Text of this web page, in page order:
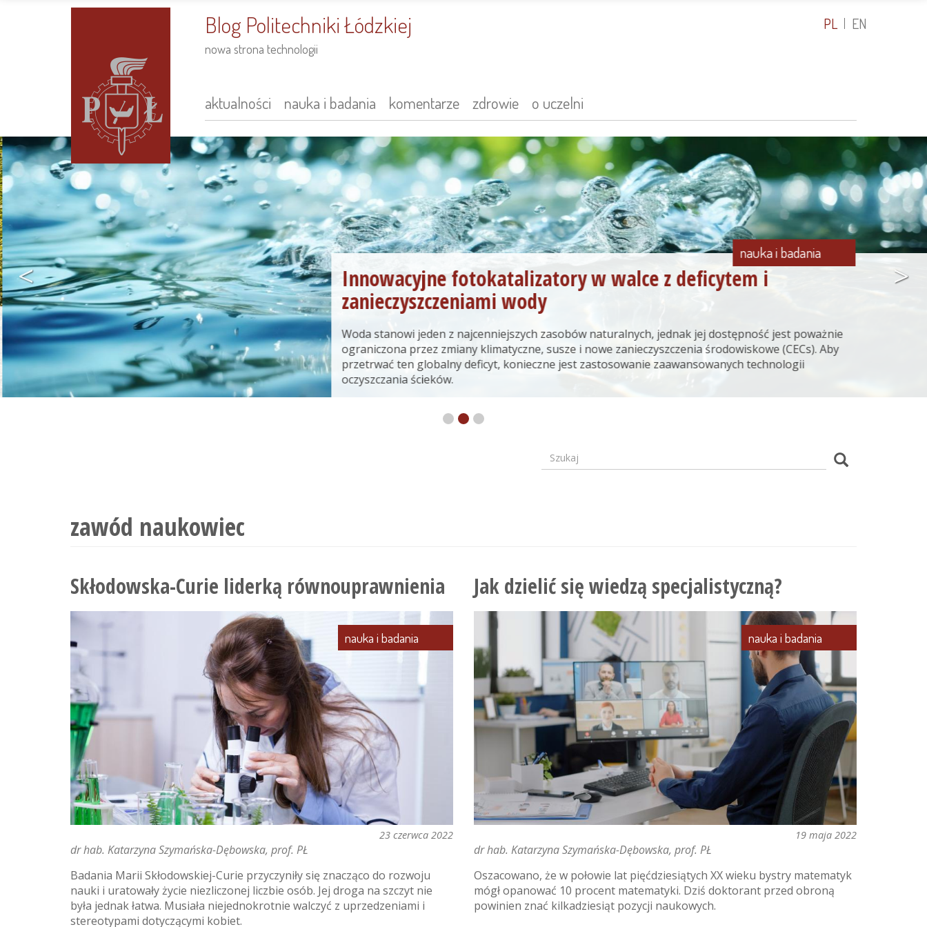
Blog Politechniki Łódzkiej
nowa strona technologii
Main
navigation
aktualności nauka i badania komentarze zdrowie o uczelni
PL EN
Innowacyjne fotokatalizatory w walce z deficytem i
zanieczyszczeniami wody
nauka i badania
Woda stanowi jeden z najcenniejszych zasobów naturalnych, jednak jej dostępność jest poważnie
ograniczona przez zmiany klimatyczne, susze i nowe zanieczyszczenia środowiskowe (CECs). Aby
przetrwać ten globalny deficyt, konieczne jest zastosowanie zaawansowanych technologii
oczyszczania ścieków.
< >
Formularz
Szukaj Szukaj
zawód naukowiec
Skłodowska-Curie liderką równouprawnienia
nauka i badania
23 czerwca 2022
dr hab. Katarzyna Szymańska-Dębowska, prof. PŁ
Badania Marii Skłodowskiej-Curie przyczyniły się znacząco do rozwoju
nauki i uratowały życie niezliczonej liczbie osób. Jej droga na szczyt nie
była jednak łatwa. Musiała niejednokrotnie walczyć z uprzedzeniami i
stereotypami dotyczącymi kobiet.
Jak dzielić się wiedzą specjalistyczną?
nauka i badania
19 maja 2022
dr hab. Katarzyna Szymańska-Dębowska, prof. PŁ
Oszacowano, że w połowie lat pięćdziesiątych XX wieku bystry matematyk
mógł opanować 10 procent matematyki. Dziś doktorant przed obroną
powinien znać kilkadziesiąt pozycji naukowych.